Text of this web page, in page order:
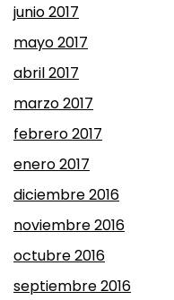
junio 2017
mayo 2017
abril 2017
marzo 2017
febrero 2017
enero 2017
diciembre 2016
noviembre 2016
octubre 2016
septiembre 2016